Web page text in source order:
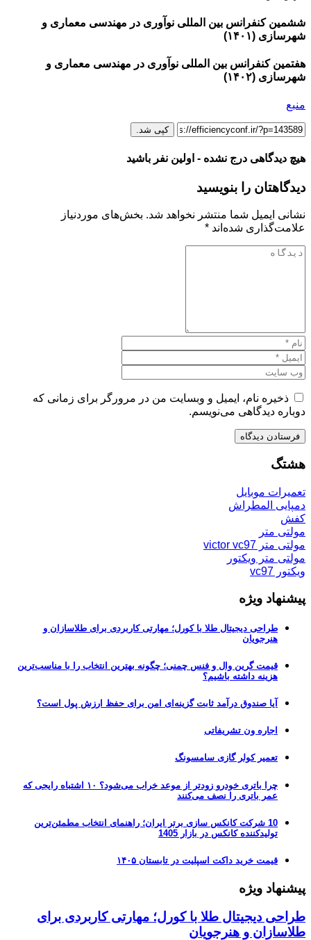
ششمین کنفرانس بین المللی نوآوری در مهندسی معماری و
شهرسازی (۱۴۰۱)
هفتمین کنفرانس بین المللی نوآوری در مهندسی معماری و
شهرسازی (۱۴۰۲)
منبع
کپی شد.
هیچ دیدگاهی درج نشده - اولین نفر باشید
دیدگاهتان را بنویسید
نشانی ایمیل شما منتشر نخواهد شد. بخش‌های موردنیاز
علامت‌گذاری شده‌اند *
ذخیره نام، ایمیل و وبسایت من در مرورگر برای زمانی که
دوباره دیدگاهی می‌نویسم.
هشتگ
تعمیرات موبایل
دمپایی المطراش
کفش
مولتی متر
مولتی متر victor vc97
مولتی متر ویکتور
ویکتور vc97
پیشنهاد ویژه
طراحی دیجیتال طلا با کورل؛ مهارتی کاربردی برای طلاسازان و
هنرجویان
قیمت گرین وال و فنس چمنی؛ چگونه بهترین انتخاب را با مناسب‌ترین
هزینه داشته باشیم؟
آیا صندوق درآمد ثابت گزینه‌ای امن برای حفظ ارزش پول است؟
اجاره ون تشریفاتی
تعمیر کولر گازی سامسونگ
چرا باتری خودرو زودتر از موعد خراب می‌شود؟ ۱۰ اشتباه رایجی که
عمر باتری را نصف می‌کنند
10 شرکت کانکس سازی برتر ایران؛ راهنمای انتخاب مطمئن‌ترین
تولیدکننده کانکس در بازار 1405
قیمت خرید داکت اسپلیت در تابستان ۱۴۰۵
پیشنهاد ویژه
طراحی دیجیتال طلا با کورل؛ مهارتی کاربردی برای
طلاسازان و هنرجویان